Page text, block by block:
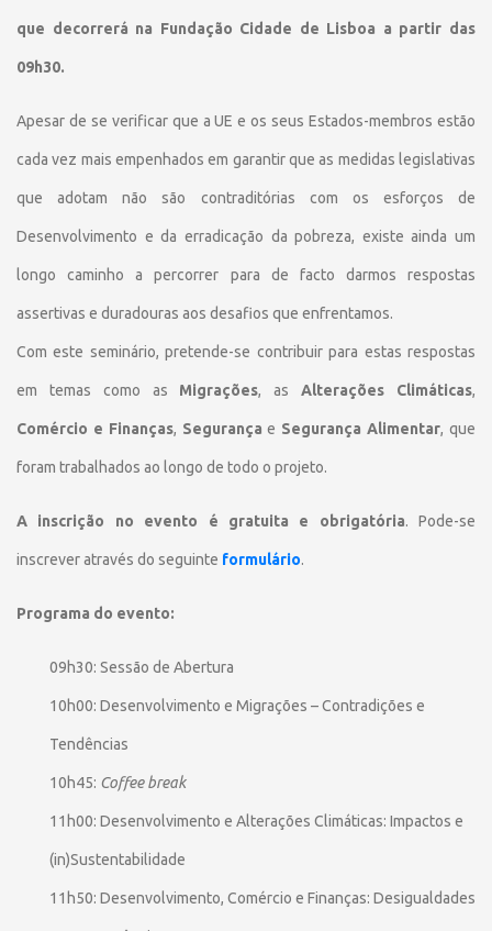
que decorrerá na Fundação Cidade de Lisboa a partir das
09h30.
Apesar de se verificar que a UE e os seus Estados-membros estão
cada vez mais empenhados em garantir que as medidas legislativas
que adotam não são contraditórias com os esforços de
Desenvolvimento e da erradicação da pobreza, existe ainda um
longo caminho a percorrer para de facto darmos respostas
assertivas e duradouras aos desafios que enfrentamos.
Com este seminário, pretende-se contribuir para estas respostas
em temas como as Migrações, as Alterações Climáticas,
Comércio e Finanças, Segurança e Segurança Alimentar, que
foram trabalhados ao longo de todo o projeto.
A inscrição no evento é gratuita e obrigatória. Pode-se
inscrever através do seguinte formulário.
Programa do evento:
09h30: Sessão de Abertura
10h00: Desenvolvimento e Migrações – Contradições e
Tendências
10h45: Coffee break
11h00: Desenvolvimento e Alterações Climáticas: Impactos e
(in)Sustentabilidade
11h50: Desenvolvimento, Comércio e Finanças: Desigualdades